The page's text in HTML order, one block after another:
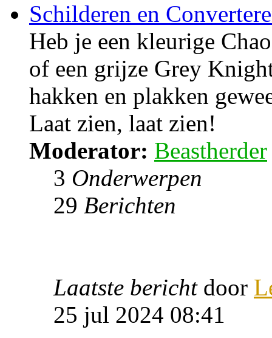
Schilderen en
Heb je een kleurige
of een grijze Grey
hakken en plakken
Laat zien, laat zien!
Moderator: Beastherder
3 Onderwerpen
29 Berichten
Laatste berichtdoor
25 jul 2024 08:41